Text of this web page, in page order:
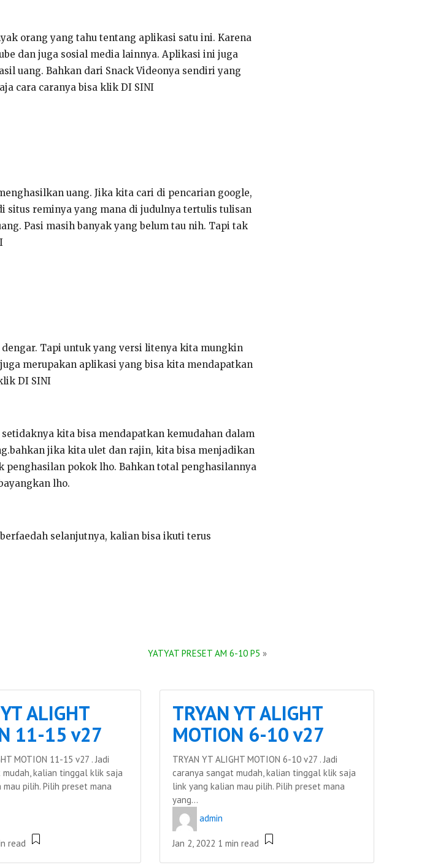
orang yang tahu tentang aplikasi satu ini. Karena
dan juga sosial media lainnya. Aplikasi ini juga
uang. Bahkan dari Snack Videonya sendiri yang
cara caranya bisa klik DI SINI
uang. Jika kita cari di pencarian google,
situs reminya yang mana di judulnya tertulis tulisan
Pasi masih banyak yang belum tau nih. Tapi tak
Tapi untuk yang versi litenya kita mungkin
merupakan aplikasi yang bisa kita mendapatkan
DI SINI
kita bisa mendapatkan kemudahan dalam
jika kita ulet dan rajin, kita bisa menjadikan
pokok lho. Bahkan total penghasilannya
lho.
selanjutnya, kalian bisa ikuti terus
YATYAT PRESET AM 6-10 P5 »
ALIGHT
11-15 v27
MOTION 11-15 v27 . Jadi
kalian tinggal klik saja
pilih. Pilih preset mana
read
TRYAN YT ALIGHT
MOTION 6-10 v27
TRYAN YT ALIGHT MOTION 6-10 v27 . Jadi
caranya sangat mudah, kalian tinggal klik saja
link yang kalian mau pilih. Pilih preset mana
yang...
admin
Jan 2, 2022 1 min read